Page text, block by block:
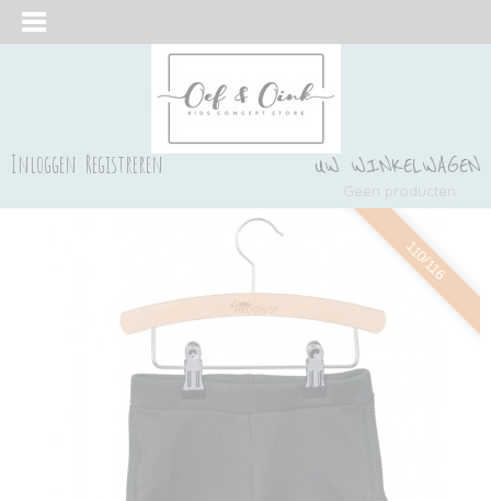
Inloggen Registreren UW WINKELWAGEN
Geen producten
110/116